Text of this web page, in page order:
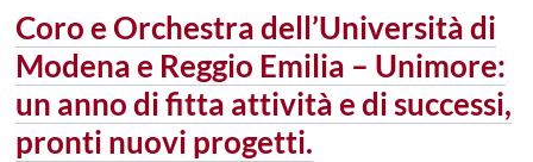
Coro e Orchestra dell’Università di
Modena e Reggio Emilia – Unimore:
un anno di fitta attività e di successi,
pronti nuovi progetti.